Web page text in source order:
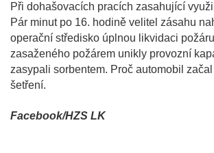
Při dohašovacích pracích zasahující
Pár minut po 16. hodině velitel zásahu
operační středisko úplnou likvidaci
zasaženého požárem unikly provozní
zasypali sorbentem. Proč automobil
šetření.
Facebook/HZS LK